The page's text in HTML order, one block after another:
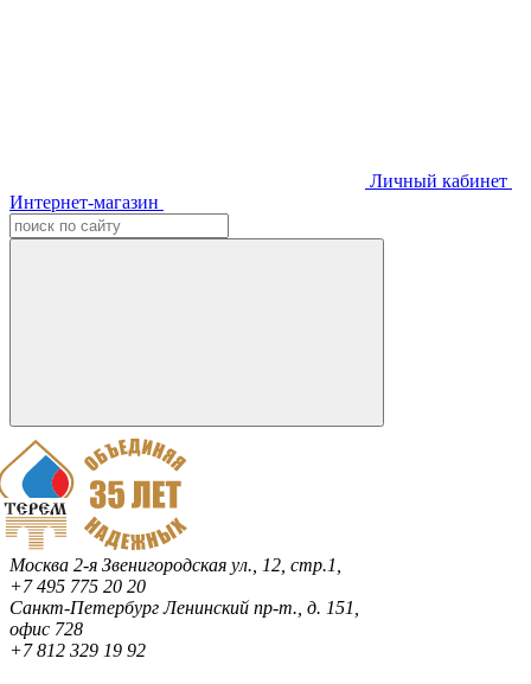
Личный кабинет
Интернет-магазин
Москва 2-я Звенигородская ул., 12, стр.1,
+7 495 775 20 20
Санкт-ПетербургЛенинский пр-т., д. 151,
офис 728
+7 812 329 19 92